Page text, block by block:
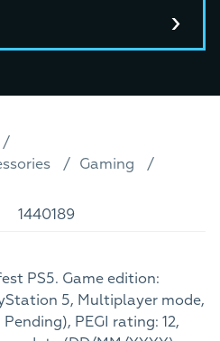
Gaming
1440189
PS5. Game edition:
5, Multiplayer mode,
PEGI rating: 12,